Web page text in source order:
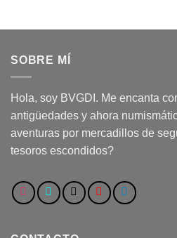
SOBRE MÍ
Hola, soy BVGDI. Me encanta
antigüedades y ahora
aventuras por mercadillos de
tesoros escondidos?